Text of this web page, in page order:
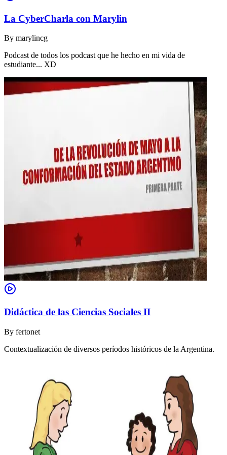
La CyberCharla con Marylin
By marylincg
Podcast de todos los podcast que he hecho en mi vida de
estudiante... XD
Didáctica de las Ciencias Sociales II
By fertonet
Contextualización de diversos períodos históricos de la Argentina.